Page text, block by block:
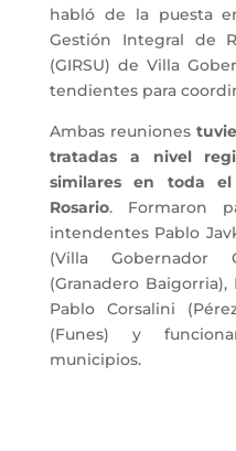
habló de la puesta
Gestión Integral de
(GIRSU) de Villa
tendientes para
Ambas reuniones
tratadas a nivel
similares en toda
Rosario. Formaron
intendentes Pablo
(Villa Gobernador
(Granadero Baigorria),
Pablo Corsalini
(Funes) y
municipios.